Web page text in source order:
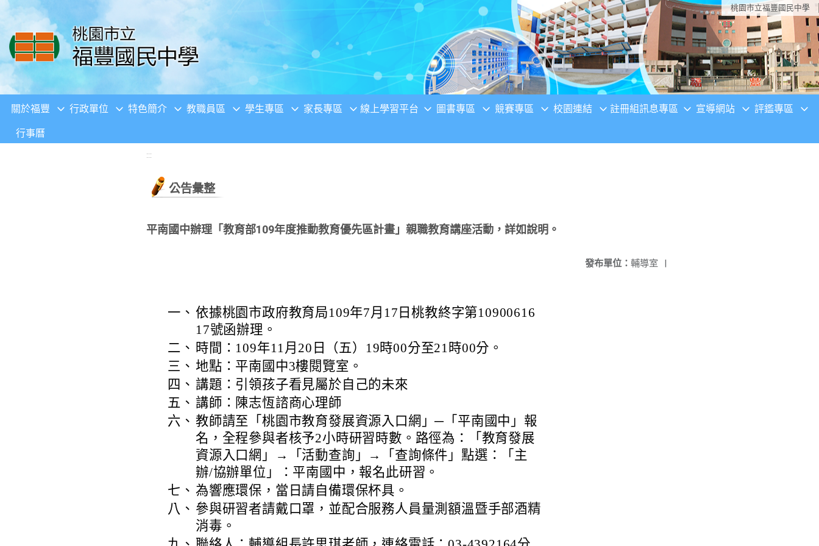
移至網頁之主要內容區位置 桃園市立福豐國民中學
關於福豐 行政單位 特色簡介 教職員區 學生專區 家長專區 線上學習平台 圖書專區 競賽專區 校園連結 註冊組訊息專區 宣導網站 評鑑專區
行事曆
:::
公告彙整
平南國中辦理「教育部109年度推動教育優先區計畫」親職教育講座活動，詳如說明。
發布單位： 輔導室 |
一、 依據桃園市政府教育局109年7月17日桃教終字第10900616
17號函辦理。
二、 時間：109年11月20日（五）19時00分至21時00分。
三、 地點：平南國中3樓閱覽室。
四、 講題：引領孩子看見屬於自己的未來
五、 講師：陳志恆諮商心理師
六、 教師請至「桃園市教育發展資源入口網」─「平南國中」報
名， 全程參與者核予2小時研習時數。路徑為：「教育發展
資源入口網」
→「活動查詢」→「查詢條件」點選：「主
辦/協辦單位」： 平南國中，報名此研習。
七、 為響應環保，當日請自備環保杯具。
八、 參與研習者請戴口罩，並配合服務人員量測額溫暨手部酒精
消毒。